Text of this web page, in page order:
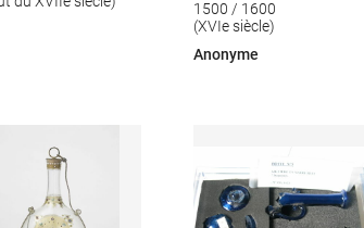
1500 / 1600
(XVIe siècle)
Anonyme